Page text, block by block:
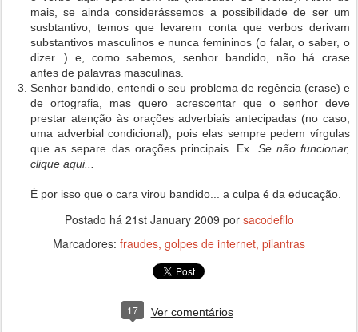
mais, se ainda considerássemos a possibilidade de ser um
susbtantivo, temos que levarem conta que verbos derivam
substantivos masculinos e nunca femininos (o falar, o saber, o
dizer...) e, como sabemos, senhor bandido, não há crase
antes de palavras masculinas.
Senhor bandido, entendi o seu problema de regência (crase) e
de ortografia, mas quero acrescentar que o senhor deve
prestar atenção às orações adverbiais antecipadas (no caso,
uma adverbial condicional), pois elas sempre pedem vírgulas
que as separe das orações principais. Ex. Se não funcionar,
clique aqui...
É por isso que o cara virou bandido... a culpa é da educação.
Postado há 21st January 2009 por sacodefilo
Marcadores: fraudes golpes de internet pilantras
17 Ver comentários